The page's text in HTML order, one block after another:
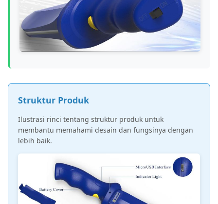
Struktur Produk
Ilustrasi rinci tentang struktur produk untuk
membantu memahami desain dan fungsinya dengan
lebih baik.